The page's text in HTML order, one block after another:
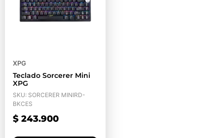
XPG
Teclado Sorcerer Mini
XPG
SKU: SORCERER MINIRD-
BKCES
$ 243.900